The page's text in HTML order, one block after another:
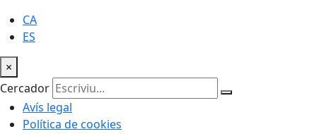
CA
ES
×
Cercador
Avís legal
Política de cookies